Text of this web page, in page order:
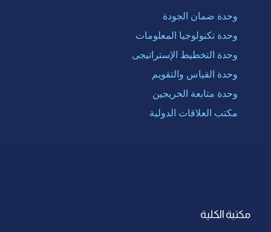
وحدة ضمان الجودة
وحدة تكنولوجيا المعلومات
وحدة التخطيط الإستراتيجى
وحدة القياس والتقويم
وحدة متابعة الخريجين
مكتب العلاقات الدولية
مكتبة الكلية